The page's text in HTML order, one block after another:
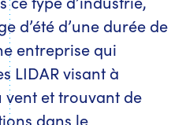
d’été d’une durée de
entreprise qui
LIDAR visant à
vent et trouvant de
dans le